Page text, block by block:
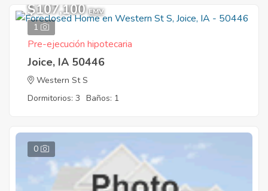
1
$107,100 EMV
Pre-ejecución hipotecaria
Joice, IA 50446
Western St S
Dormitorios: 3 Baños: 1
0